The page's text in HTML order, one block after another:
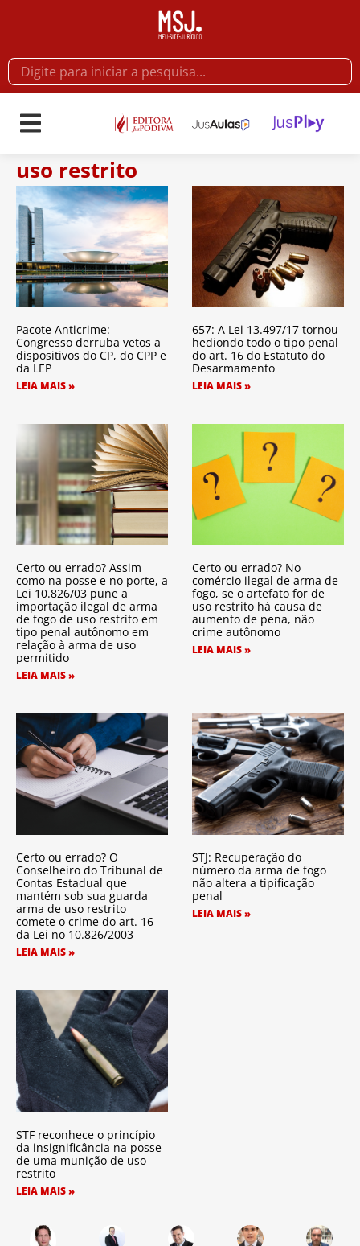
uso restrito
Pacote Anticrime:
Congresso derruba vetos a
dispositivos do CP, do CPP e
da LEP
LEIA MAIS »
657: A Lei 13.497/17 tornou
hediondo todo o tipo penal
do art. 16 do Estatuto do
Desarmamento
LEIA MAIS »
Certo ou errado? Assim
como na posse e no porte, a
Lei 10.826/03 pune a
importação ilegal de arma
de fogo de uso restrito em
tipo penal autônomo em
relação à arma de uso
permitido
LEIA MAIS »
Certo ou errado? No
comércio ilegal de arma de
fogo, se o artefato for de
uso restrito há causa de
aumento de pena, não
crime autônomo
LEIA MAIS »
Certo ou errado? O
Conselheiro do Tribunal de
Contas Estadual que
mantém sob sua guarda
arma de uso restrito
comete o crime do art. 16
da Lei no 10.826/2003
LEIA MAIS »
STJ: Recuperação do
número da arma de fogo
não altera a tipificação
penal
LEIA MAIS »
STF reconhece o princípio
da insignificância na posse
de uma munição de uso
restrito
LEIA MAIS »